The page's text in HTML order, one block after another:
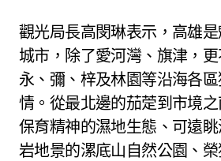
觀光局長高閔琳表示，高雄
城市，除了愛河灣、旗津，更
永、彌、梓及林園等沿海各
情。從最北邊的茄萣到市境
保育精神的濕地生態、可遠
岩地景的漯底山自然公園、